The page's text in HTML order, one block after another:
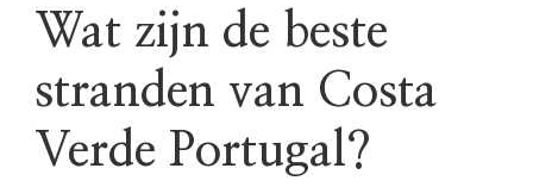
Wat zijn de beste
stranden van Costa
Verde Portugal?